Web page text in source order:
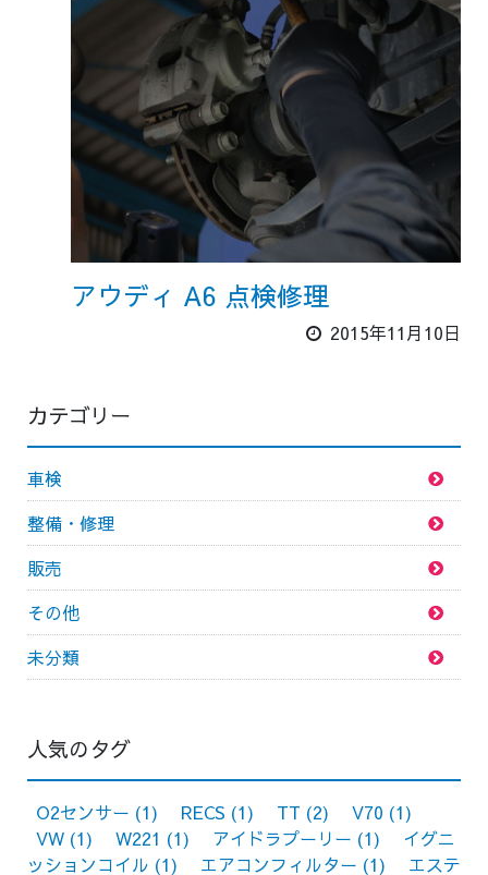
アウディ A6 点検修理
2015年11月10日
カテゴリー
車検
整備・修理
販売
その他
未分類
人気のタグ
O2センサー (1) RECS (1) TT (2) V70 (1)
VW (1) W221 (1) アイドラプーリー (1)
イグニ
ッションコイル (1) エアコンフィルター (1) エステ